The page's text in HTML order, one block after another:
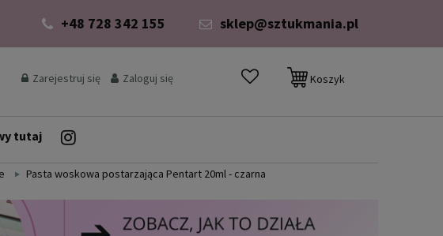
+48 728 342 155 sklep@sztukmania.pl
Zarejestruj się Zaloguj się Koszyk
tutaj
Pasta woskowa postarzająca Pentart 20ml - czarna